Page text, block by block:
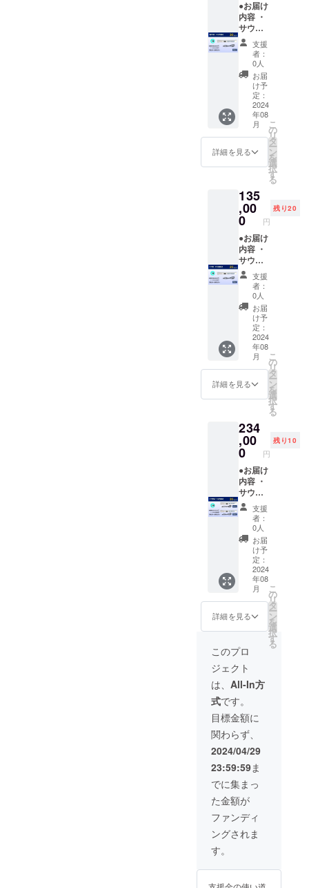
刷で
す） ・
本品以
外の小
物は演
出品で
す
円（税
込み、
送料込
み） ●
保証期
間 納品
後６ケ
●お届け
内容 ・
サウン
ドレー
ダー本
体 x1 ・
USB
ケーブ
ル x1 ・
日本語
説明書
x1 ・特
典 x1 ●
定価か
ら
30%OF
180,000
円 →
126,000
円（税
込み、
送料込
み） ●
保証期
間 納品
後６ケ
月
支援
者：
0人
お届
け予
定：
2024
年08
月
詳細を見る
こ
の
リ
タ
ー
ン
を
選
択
す
る
135
,00
0 円
残り20
●お届け
内容 ・
サウン
ドレー
ダー本
体 x1 ・
USB
ケーブ
ル x1 ・
日本語
説明書
x1 ・特
典 x1 ●
数量限
定！定
価から
F 定価
180,000
円 →
135,000
円（税
込み、
送料込
み） ●
保証期
間 納品
後６ケ
月）
支援
者：
0人
お届
け予
定：
2024
年08
月
詳細を見る
こ
の
リ
タ
ー
ン
を
選
択
す
る
234
,00
0 円
残り10
●お届け
内容 ・
サウン
ドレー
ダー本
体 x2 ・
USB
ケーブ
ル x2 ・
日本語
説明書
x2 ・特
典 x2 ●
数量限
定！定
価から
35%OF
F 定価
360,000
円 →
234,000
円（税
込み、
送料込
み） ●
保証期
間 納品
後６ケ
月
支援
者：
0人
お届
け予
定：
2024
年08
月
詳細を見る
こ
の
リ
タ
ー
ン
を
選
択
す
る
このプロ
ジェクト
は、 All-In方
式です。
目標金額に
関わらず、
2024/04/29
23:59:59ま
でに集まっ
た金額が
ファンディ
ングされま
す。